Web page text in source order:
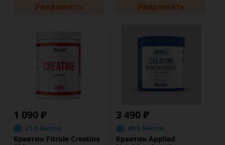
Уведомить Уведомить
1 090 ₽
21.8 баллов
Креатин Fitrule Creatine
3 490 ₽
69.8 баллов
Креатин Applied